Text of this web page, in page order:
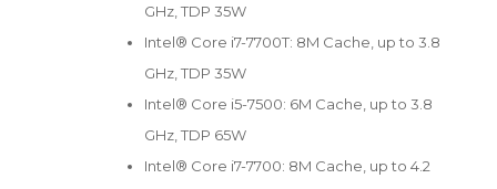
GHz, TDP 35W
Intel® Core i7-7700T: 8M Cache, up to 3.8
GHz, TDP 35W
Intel® Core i5-7500: 6M Cache, up to 3.8
GHz, TDP 65W
Intel® Core i7-7700: 8M Cache, up to 4.2